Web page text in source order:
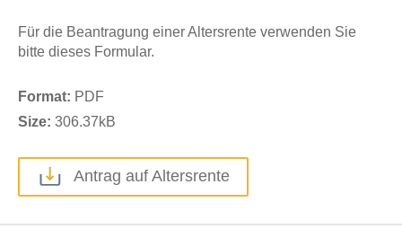
Für die Beantragung einer Altersrente verwenden Sie
bitte dieses Formular.
Format: PDF
Size: 306.37kB
Antrag auf Altersrente